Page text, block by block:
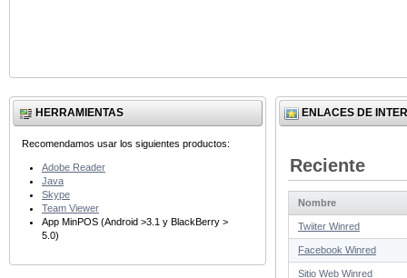
HERRAMIENTAS
Recomendamos usar los siguientes productos:
Adobe Reader
Java
Skype
Team Viewer
App MinPOS (Android >3.1 y BlackBerry >
5.0)
ENLACES DE
Reciente
Nombre
Twiiter Winred
Facebook Winred
Sitio Web Winred